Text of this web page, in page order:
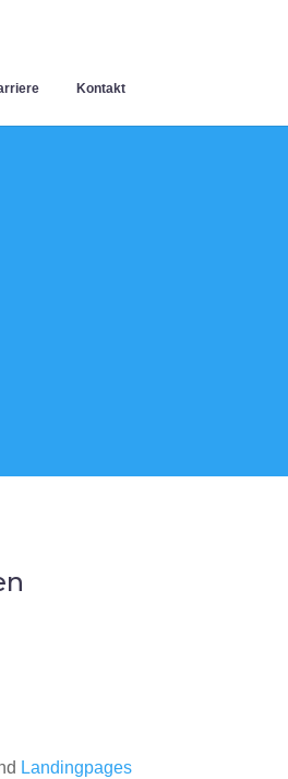
Kontakt
Landingpages